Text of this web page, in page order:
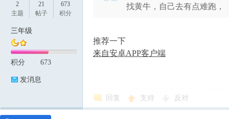
2
主题
21
帖子
673
积分
三年级
积分 673
发消息
找黄牛，自己去有点难跑，
推荐一下
来自安卓APP客户端
回复 支持 反对